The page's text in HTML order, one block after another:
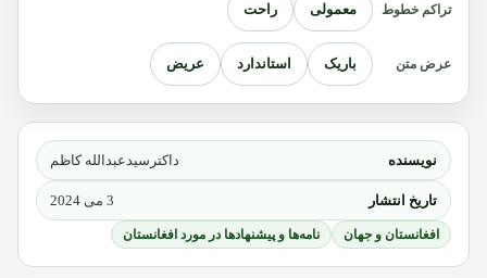
نویسنده داکترسیدعبدالله کاظم
تاریخ انتشار 3 می 2024
افغانستان و جهان نامه‌ها و پیشنهادها در مورد افغانستان
تراکم خطوط معمولی راحت
عرض متن باریک استاندارد عریض